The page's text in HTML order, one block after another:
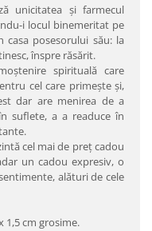
unicitatea şi farmecul
i locul binemeritat pe
posesorului său: la
înspre răsărit.
spirituală care
cel care primeşte şi,
dar are menirea de a
suflete, a a readuce în
cel mai de preţ cadou
un cadou expresiv, o
alături de cele
1,5 cm grosime.